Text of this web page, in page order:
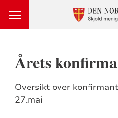
Årets
Oversikt over
27.mai